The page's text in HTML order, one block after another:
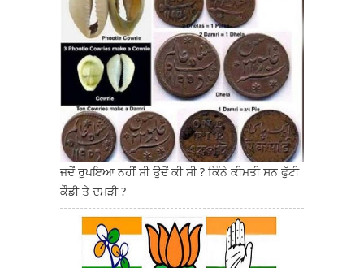
ਜਦੋਂ ਰੁਪਇਆ ਨਹੀਂ ਸੀ ਉਦੋਂ ਕੀ ਸੀ ? ਕਿੰਨੇ ਕੀਮਤੀ ਸਨ ਫੁੱਟੀ
ਕੌਡੀ ਤੇ ਦਮੜੀ ?